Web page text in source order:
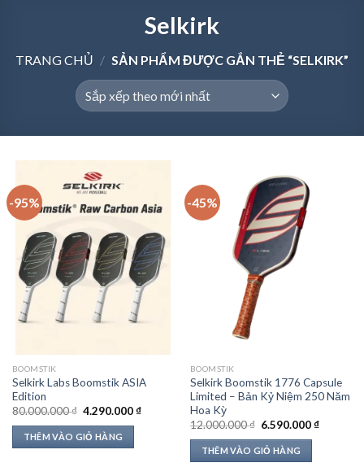
Selkirk
TRANG CHỦ / SẢN PHẨM ĐƯỢC GẮN THẺ “SELKIRK”
-95%
BOOMSTIK
Selkirk Labs Boomstik ASIA
Edition
80.000.000₫ Giá
là:
80.000.000 ₫.
4.290.000₫Giá
THÊM VÀO GIỎ HÀNG
-45%
BOOMSTIK
Selkirk Boomstik 1776 Capsule
Limited – Bản Kỷ Niệm 250 Năm
Hoa Kỳ
12.000.000₫ Giá
là:
12.000.000 ₫.
6.590.000₫Giá
THÊM VÀO GIỎ HÀNG